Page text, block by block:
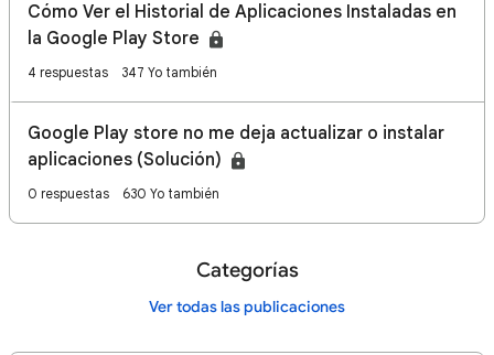
Cómo Ver el Historial de Aplicaciones Instaladas en
la Google Play Store
4 respuestas 347 Yo también
Google Play store no me deja actualizar o instalar
aplicaciones (Solución)
0 respuestas 630 Yo también
Categorías
Ver todas las publicaciones